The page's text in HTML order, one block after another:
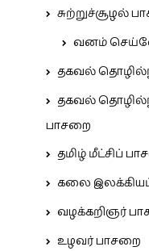
சுற்றுச்சூழல்
வனம்
தகவல்
தகவல்
பாசறை
தமிழ் மீட்சிப்
கலை
வழக்கறிஞர்
உழவர் பாசறை